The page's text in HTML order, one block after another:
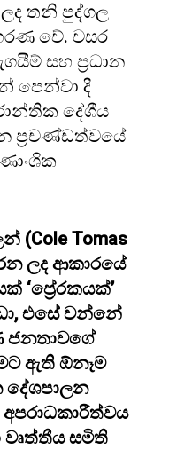
තනි පුද්ගල
වේ. වසර
සහ ප්‍රධාන
පෙන්වා දී
දේශීය
ප්‍රචණ්ඩත්වයේ
Tomas
ලද ආකාරයේ
‘ප්‍රේරකයක්’
එසේ වන්නේ
ඇති ඕනෑම
දේශපාලන
සමිති